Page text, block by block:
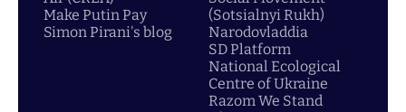
Make Putin Pay
Simon Pirani's blog
(Sotsialnyi Rukh)
Narodovladdia
SD Platform
National Ecological
Centre of Ukraine
Razom We Stand